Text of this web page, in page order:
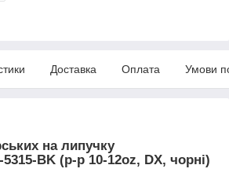
Доставка Оплата Умови
на липучку
BK (р-р 10-12oz, DX, чорні)